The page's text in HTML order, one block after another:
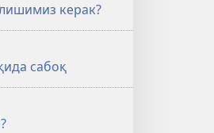
керак?
сабоқ